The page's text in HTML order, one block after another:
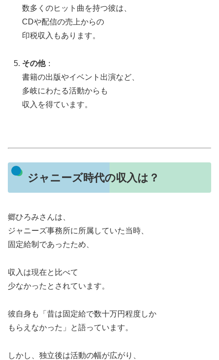
数多くのヒット曲を持つ彼は、
CDや配信の売上からの
印税収入もあります。
その他：
書籍の出版やイベント出演など、
多岐にわたる活動からも
収入を得ています。
ジャニーズ時代の収入は？
郷ひろみさんは、
ジャニーズ事務所に所属していた当時、
固定給制であったため、
収入は現在と比べて
少なかったとされています。
彼自身も「昔は固定給で数十万円程度しか
もらえなかった」と語っています。
しかし、独立後は活動の幅が広がり、